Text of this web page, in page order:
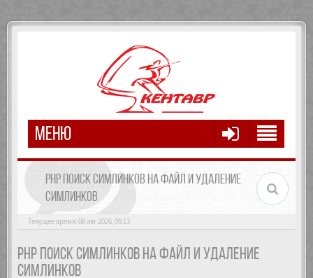
МЕНЮ
PHP ПОИСК СИМЛИНКОВ НА ФАЙЛ И УДАЛЕНИЕ
СИМЛИНКОВ
Текущее время: 08 авг 2026, 09:13
PHP ПОИСК СИМЛИНКОВ НА ФАЙЛ И УДАЛЕНИЕ
СИМЛИНКОВ